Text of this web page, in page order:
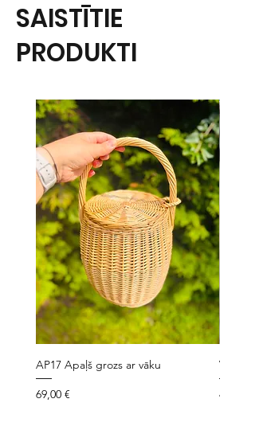
SAISTĪTIE
PRODUKTI
AP17 Apaļš grozs ar vāku
Cena
69,00 €
VLG7
Cena
49,00 €